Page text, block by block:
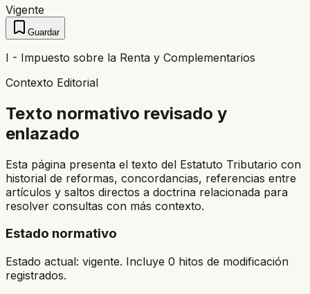
Vigente
Guardar
I - Impuesto sobre la Renta y Complementarios
Contexto Editorial
Texto normativo revisado y
enlazado
Esta página presenta el texto del Estatuto Tributario con
historial de reformas, concordancias, referencias entre
artículos y saltos directos a doctrina relacionada para
resolver consultas con más contexto.
Estado normativo
Estado actual: vigente. Incluye 0 hitos de modificación
registrados.